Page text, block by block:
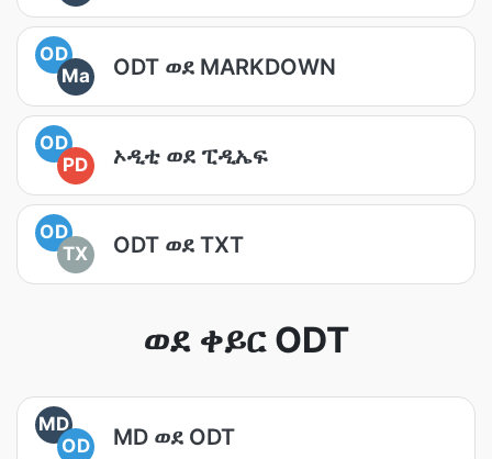
OD
Ma
ODT ወደ MARKDOWN
OD
PD
ኦዲቲ ወደ ፒዲኤፍ
OD
TX
ODT ወደ TXT
ወደ ቀይር ODT
MD
OD
MD ወደ ODT